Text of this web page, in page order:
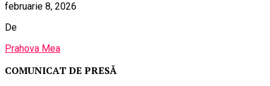
februarie 8, 2026
De
Prahova Mea
COMUNICAT DE PRESĂ